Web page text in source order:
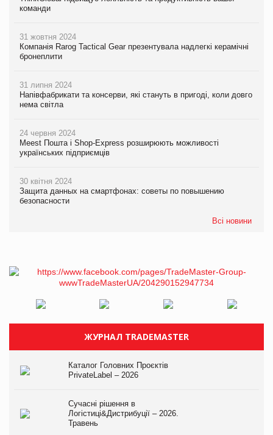
команди
31 жовтня 2024
Компанія Rarog Tactical Gear презентувала надлегкі керамічні
бронеплити
31 липня 2024
Напівфабрикати та консерви, які стануть в пригоді, коли довго
нема світла
24 червня 2024
Meest Пошта і Shop-Express розширюють можливості
українських підприємців
30 квітня 2024
Защита данных на смартфонах: советы по повышению
безопасности
Всі новини
ЖУРНАЛ TRADEMASTER
Каталог Головних Проєктів
PrivateLabel – 2026
Сучасні рішення в
Логістиці&Дистрибуції – 2026.
Травень